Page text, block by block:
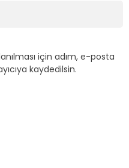
için adım, e-posta
kaydedilsin.